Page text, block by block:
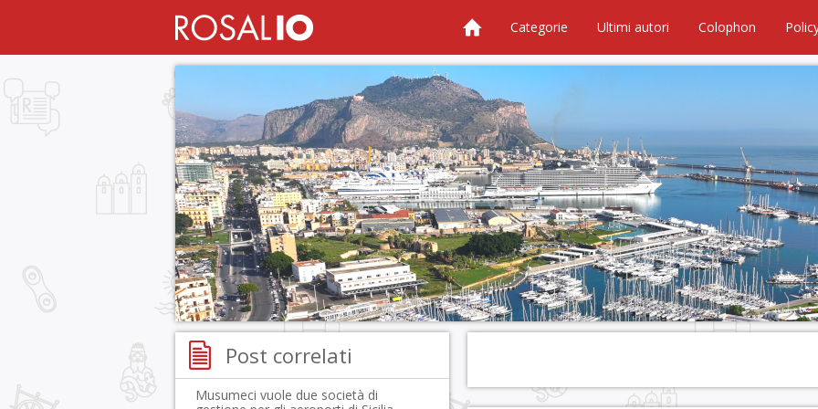
Categorie Ultimi autori Colophon
Post correlati
Musumeci vuole due società di